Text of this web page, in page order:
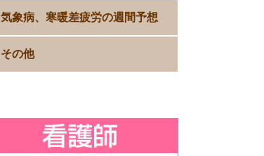
気象病、寒暖差疲労の週間予想
その他